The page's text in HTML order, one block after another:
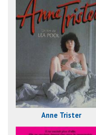
Anne Trister